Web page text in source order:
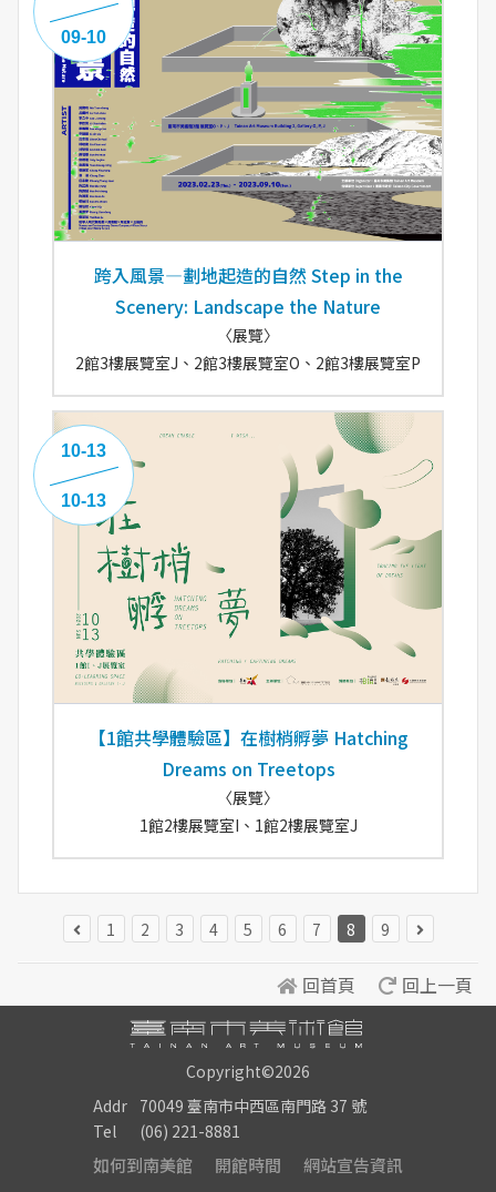
跨入風景—劃地起造的自然 Step in the
Scenery: Landscape the Nature
〈展覽〉
2館3樓展覽室J、2館3樓展覽室O、2館3樓展覽室P
09-10
【1館共學體驗區】在樹梢孵夢 Hatching
Dreams on Treetops
〈展覽〉
1館2樓展覽室I、1館2樓展覽室J
10-13
10-13
1 2 3 4 5 6 7 8 9
回首頁 回上一頁
Copyright©2026
Addr 70049 臺南市中西區南門路 37 號
Tel
(06) 221-8881
如何到南美館 開館時間 網站宣告資訊